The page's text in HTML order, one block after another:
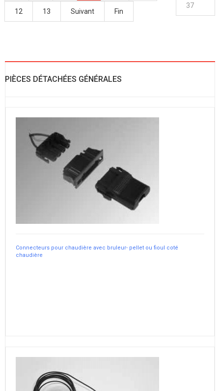
12 13 Suivant Fin
37
PIÈCES DÉTACHÉES GÉNÉRALES
Connecteurs pour chaudière avec bruleur- pellet ou fioul coté
chaudière